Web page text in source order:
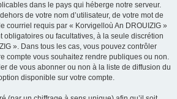
dans le pays qui héberge notre serveur.
de votre nom d’utilisateur, de votre mot de
courriel requis par « Korvigelloù An DROUIZIG »
obligatoires ou facultatives, à la seule discrétion
». Dans tous les cas, vous pouvez contrôler
compte vous souhaitez rendre publiques ou non.
de vous abonner ou non à la liste de diffusion du
disponible sur votre compte.